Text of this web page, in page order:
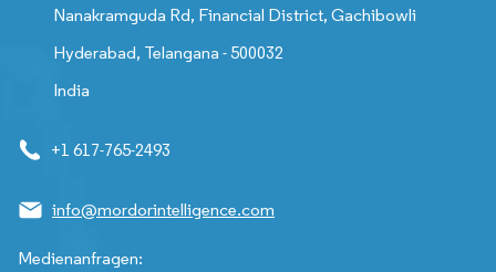
Nanakramguda Rd, Financial District, Gachibowli
Hyderabad, Telangana - 500032
India
+1 617-765-2493
info@mordorintelligence.com
Medienanfragen: